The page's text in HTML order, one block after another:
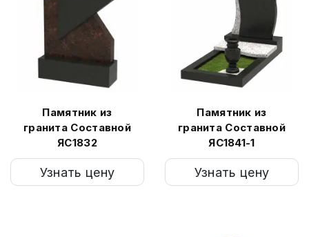
Памятник из
гранита Составной
ЯС1832
Узнать цену
Памятник из
гранита Составной
ЯС1841-1
Узнать цену